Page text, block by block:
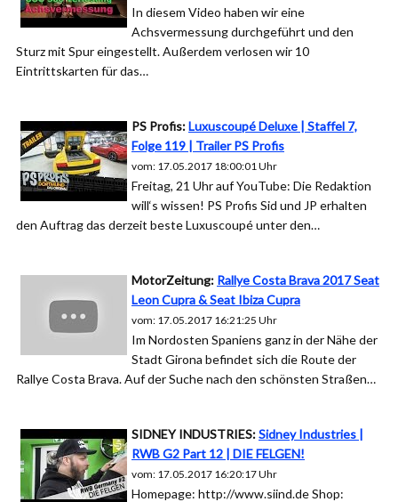
In diesem Video haben wir eine
Achsvermessung durchgeführt und den
Sturz mit Spur eingestellt. Außerdem verlosen wir 10
Eintrittskarten für das…
PS Profis:Luxuscoupé Deluxe | Staffel 7,
Folge 119 | Trailer PS Profis
vom: 17.05.2017 18:00:01 Uhr
Freitag, 21 Uhr auf YouTube: Die Redaktion
will‘s wissen! PS Profis Sid und JP erhalten
den Auftrag das derzeit beste Luxuscoupé unter den…
MotorZeitung: Rallye Costa Brava 2017 Seat
Leon Cupra & Seat Ibiza Cupra
vom: 17.05.2017 16:21:25 Uhr
Im Nordosten Spaniens ganz in der Nähe der
Stadt Girona befindet sich die Route der
Rallye Costa Brava. Auf der Suche nach den schönsten Straßen…
SIDNEY INDUSTRIES:Sidney Industries |
RWB G2 Part 12 | DIE FELGEN!
vom: 17.05.2017 16:20:17 Uhr
Homepage: http://www.siind.de Shop: